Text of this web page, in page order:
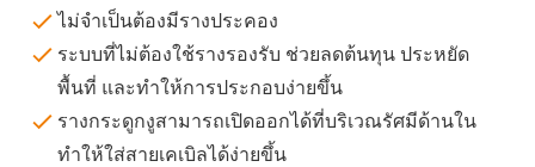
ไม่จำเป็นต้องมีรางประคอง
ระบบที่ไม่ต้องใช้รางรองรับ ช่วยลดต้นทุน ประหยัด
พื้นที่ และทำให้การประกอบง่ายขึ้น
รางกระดูกงูสามารถเปิดออกได้ที่บริเวณรัศมีด้านใน
ทำให้ใส่สายเคเบิลได้ง่ายขึ้น